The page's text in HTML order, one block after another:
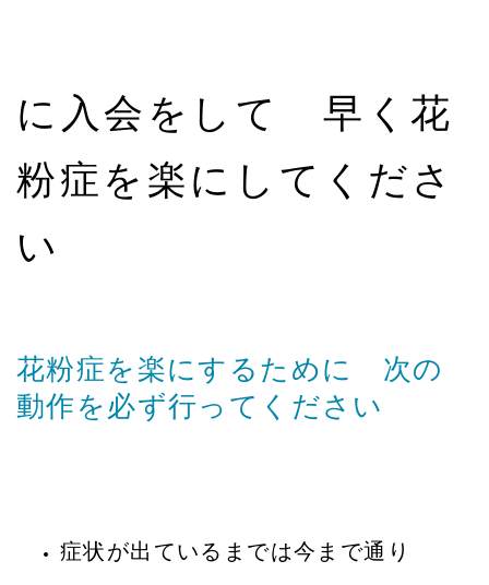
に入会をして 早く花
粉症を楽にしてくださ
い
花粉症を楽にするために 次の
動作を必ず行ってください
症状が出ているまでは今まで通り